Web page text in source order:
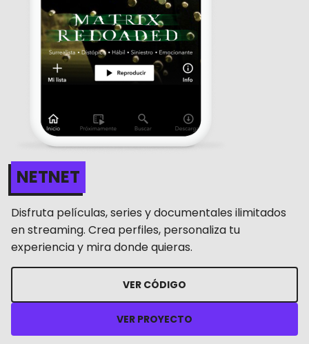
NETNET
Disfruta películas, series y documentales ilimitados
en streaming. Crea perfiles, personaliza tu
experiencia y mira donde quieras.
VER CÓDIGO
VER PROYECTO